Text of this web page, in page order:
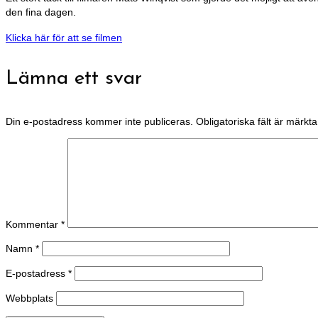
den fina dagen.
Klicka här för att se filmen
Lämna ett svar
Din e-postadress kommer inte publiceras. Obligatoriska fält är
Kommentar *
Namn *
E-postadress *
Webbplats